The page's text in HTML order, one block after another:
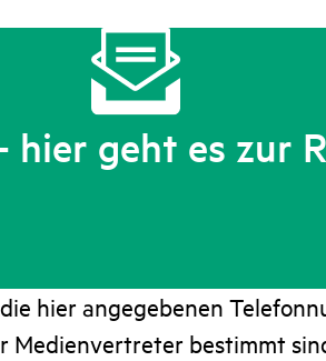
hier geht es zur
hier angegebenen
Medienvertreter bestimmt